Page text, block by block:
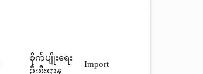
စိုက်ပျိုးရေး
ဦးစီးဌာန
Import